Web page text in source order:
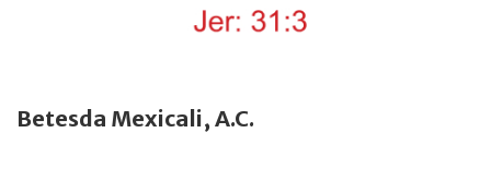
Betesda Mexicali, A.C.